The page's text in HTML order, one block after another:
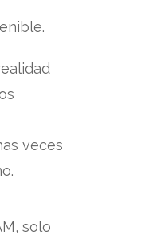
veces
solo